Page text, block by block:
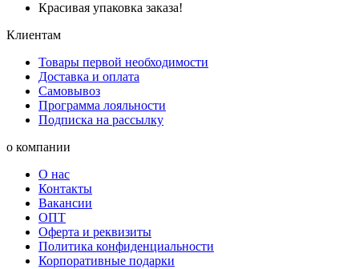
Красивая упаковка заказа!
Клиентам
Товары первой необходимости
Доставка и оплата
Самовывоз
Программа лояльности
Подписка на рассылку
о компании
О нас
Контакты
Вакансии
ОПТ
Оферта и реквизиты
Политика конфиденциальности
Корпоративные подарки